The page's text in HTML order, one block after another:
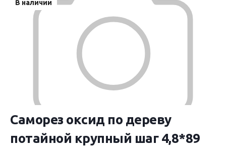
В наличии
Саморез оксид по дереву
потайной крупный шаг 4,8*89